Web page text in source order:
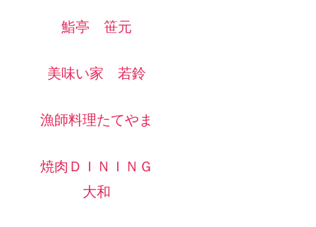
鮨亭 笹元
美味い家 若鈴
漁師料理たてやま
焼肉ＤＩＮＩＮＧ
大和